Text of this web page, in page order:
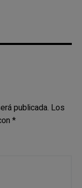
publicada. Los
*